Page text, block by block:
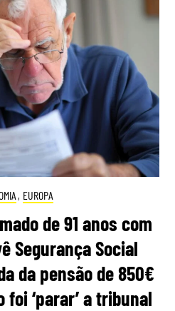
, EUROPA
de 91 anos com
Segurança Social
da pensão de 850€
foi ‘parar’ a tribunal